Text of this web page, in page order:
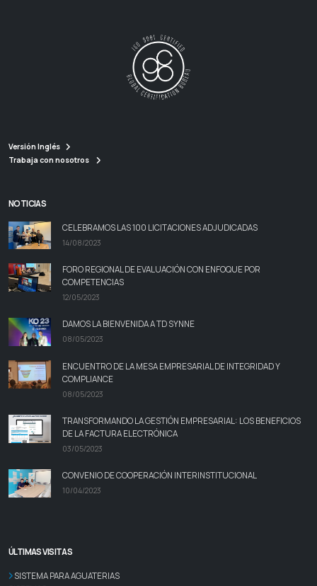
Versión Inglés
Trabaja con nosotros
NOTICIAS
CELEBRAMOS LAS 100 LICITACIONES ADJUDICADAS
14/08/2023
FORO REGIONAL DE EVALUACIÓN CON ENFOQUE POR
COMPETENCIAS
12/05/2023
DAMOS LA BIENVENIDA A TD SYNNE
08/05/2023
ENCUENTRO DE LA MESA EMPRESARIAL DE INTEGRIDAD Y
COMPLIANCE
08/05/2023
TRANSFORMANDO LA GESTIÓN EMPRESARIAL: LOS BENEFICIOS
DE LA FACTURA ELECTRÓNICA
03/05/2023
CONVENIO DE COOPERACIÓN INTERINSTITUCIONAL
10/04/2023
ÚLTIMAS VISITAS
SISTEMA PARA AGUATERIAS